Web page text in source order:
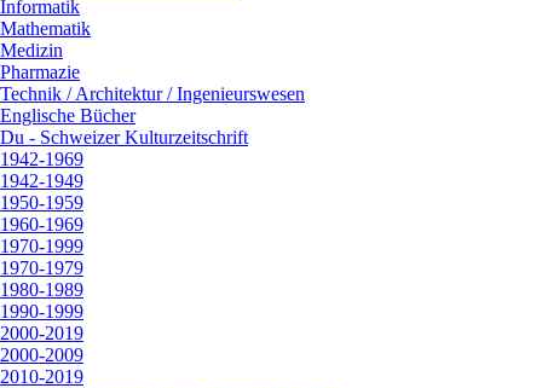
Informatik
Mathematik
Medizin
Pharmazie
Technik / Architektur / Ingenieurswesen
Englische Bücher
Du - Schweizer Kulturzeitschrift
1942-1969
1942-1949
1950-1959
1960-1969
1970-1999
1970-1979
1980-1989
1990-1999
2000-2019
2000-2009
2010-2019